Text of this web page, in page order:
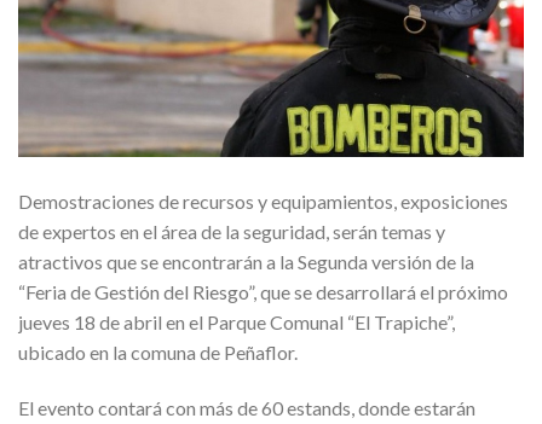
Demostraciones de recursos y equipamientos, exposiciones
de expertos en el área de la seguridad, serán temas y
atractivos que se encontrarán a la Segunda versión de la
“Feria de Gestión del Riesgo”, que se desarrollará el próximo
jueves 18 de abril en el Parque Comunal “El Trapiche”,
ubicado en la comuna de Peñaflor.
El evento contará con más de 60 estands, donde estarán